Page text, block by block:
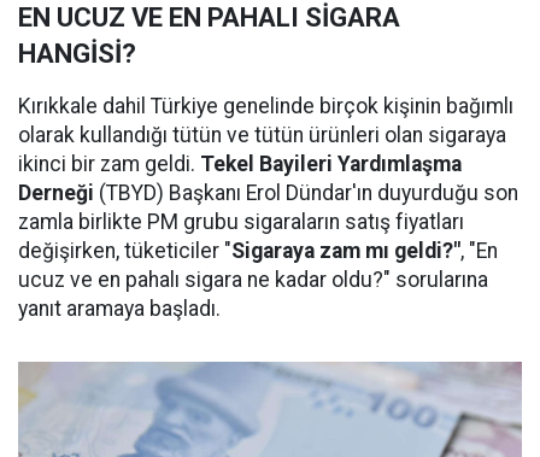
EN UCUZ VE EN PAHALI SİGARA
HANGİSİ?
Kırıkkale dahil Türkiye genelinde birçok kişinin bağımlı
olarak kullandığı tütün ve tütün ürünleri olan sigaraya
ikinci bir zam geldi. Tekel Bayileri Yardımlaşma
Derneği (TBYD) Başkanı Erol Dündar'ın duyurduğu son
zamla birlikte PM grubu sigaraların satış fiyatları
değişirken, tüketiciler "Sigaraya zam mı geldi?", "En
ucuz ve en pahalı sigara ne kadar oldu?" sorularına
yanıt aramaya başladı.